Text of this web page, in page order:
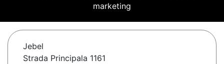
marketing
Jebel
Strada Principala 1161